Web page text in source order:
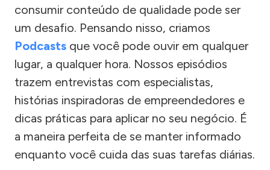
consumir conteúdo de qualidade pode ser
um desafio. Pensando nisso, criamos
Podcasts que você pode ouvir em qualquer
lugar, a qualquer hora. Nossos episódios
trazem entrevistas com especialistas,
histórias inspiradoras de empreendedores e
dicas práticas para aplicar no seu negócio. É
a maneira perfeita de se manter informado
enquanto você cuida das suas tarefas diárias.